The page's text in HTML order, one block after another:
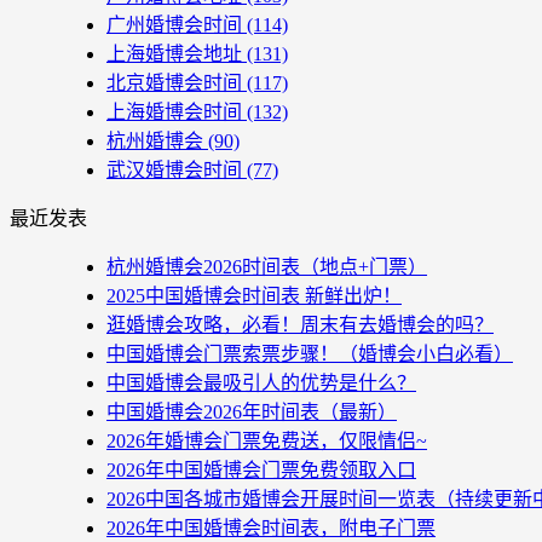
广州婚博会时间 (114)
上海婚博会地址 (131)
北京婚博会时间 (117)
上海婚博会时间 (132)
杭州婚博会 (90)
武汉婚博会时间 (77)
最近发表
杭州婚博会2026时间表（地点+门票）
2025中国婚博会时间表 新鲜出炉！
逛婚博会攻略，必看！周末有去婚博会的吗？
中国婚博会门票索票步骤！（婚博会小白必看）
中国婚博会最吸引人的优势是什么？
中国婚博会2026年时间表（最新）
2026年婚博会门票免费送，仅限情侣~
2026年中国婚博会门票免费领取入口
2026中国各城市婚博会开展时间一览表（持续更新
2026年中国婚博会时间表，附电子门票